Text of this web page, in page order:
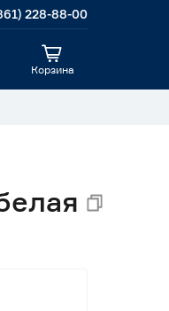
228-88-00
Корзина